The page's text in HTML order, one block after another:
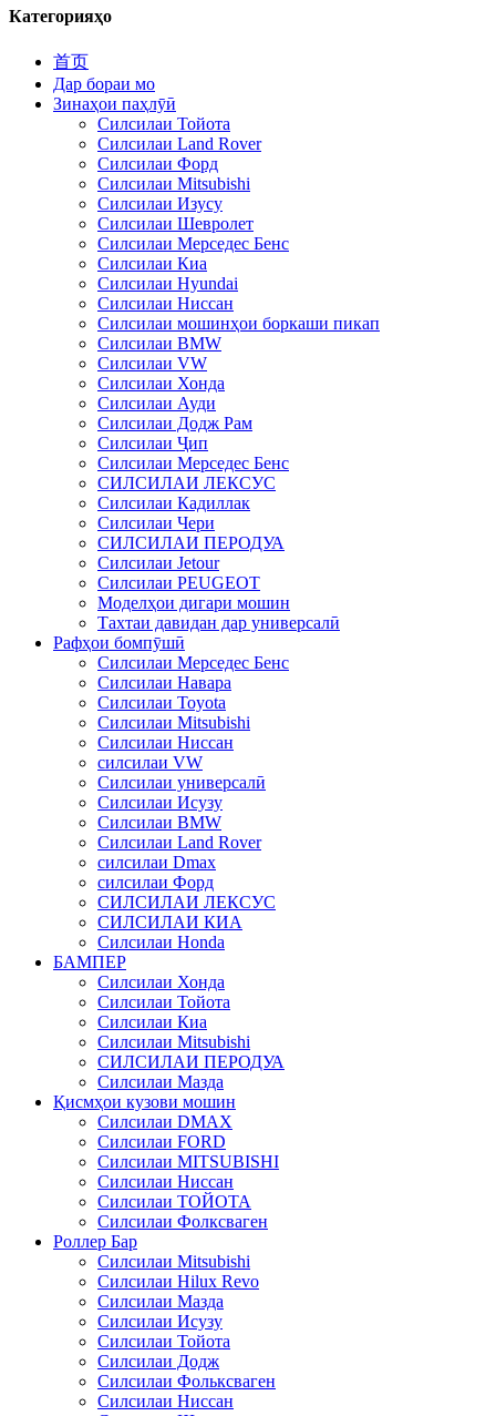
Категорияҳо
首页
Дар бораи мо
Зинаҳои паҳлӯӣ
Силсилаи Тойота
Силсилаи Land Rover
Силсилаи Форд
Силсилаи Mitsubishi
Силсилаи Изусу
Силсилаи Шевролет
Силсилаи Мерседес Бенс
Силсилаи Киа
Силсилаи Hyundai
Силсилаи Ниссан
Силсилаи мошинҳои боркаши пикап
Силсилаи BMW
Силсилаи VW
Силсилаи Хонда
Силсилаи Ауди
Силсилаи Додж Рам
Силсилаи Ҷип
Силсилаи Мерседес Бенс
СИЛСИЛАИ ЛЕКСУС
Силсилаи Кадиллак
Силсилаи Чери
СИЛСИЛАИ ПЕРОДУА
Силсилаи Jetour
Силсилаи PEUGEOT
Моделҳои дигари мошин
Тахтаи давидан дар универсалӣ
Рафҳои бомпӯшӣ
Силсилаи Мерседес Бенс
Силсилаи Навара
Силсилаи Toyota
Силсилаи Mitsubishi
Силсилаи Ниссан
силсилаи VW
Силсилаи универсалӣ
Силсилаи Исузу
Силсилаи BMW
Силсилаи Land Rover
силсилаи Dmax
силсилаи Форд
СИЛСИЛАИ ЛЕКСУС
СИЛСИЛАИ КИА
Силсилаи Honda
БАМПЕР
Силсилаи Хонда
Силсилаи Тойота
Силсилаи Киа
Силсилаи Mitsubishi
СИЛСИЛАИ ПЕРОДУА
Силсилаи Мазда
Қисмҳои кузови мошин
Силсилаи DMAX
Силсилаи FORD
Силсилаи MITSUBISHI
Силсилаи Ниссан
Силсилаи ТОЙОТА
Силсилаи Фолксваген
Роллер Бар
Силсилаи Mitsubishi
Силсилаи Hilux Revo
Силсилаи Мазда
Силсилаи Исузу
Силсилаи Тойота
Силсилаи Додж
Силсилаи Фольксваген
Силсилаи Ниссан